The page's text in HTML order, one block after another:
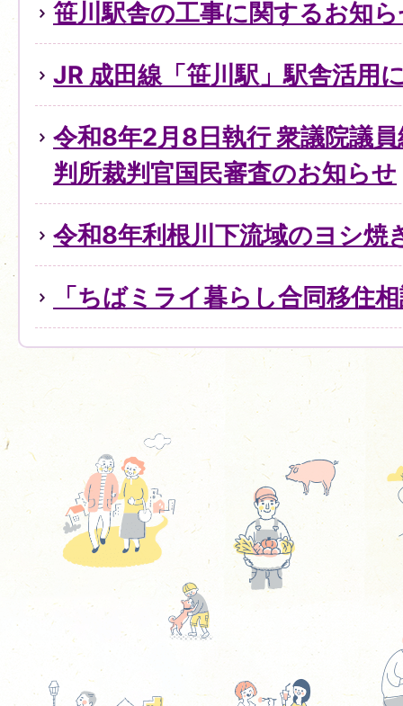
笹川駅舎の工事に関するお知
JR 成田線「笹川駅」駅舎活用
令和8年2月8日執行 衆議院議
判所裁判官国民審査のお知らせ
令和8年利根川下流域のヨシ焼
「ちばミライ暮らし合同移住